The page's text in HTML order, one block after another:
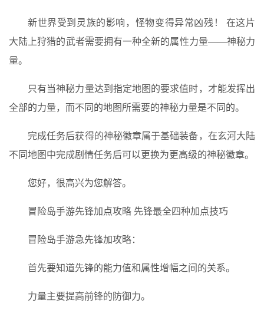
新世界受到灵族的影响，怪物变得异常凶残！ 在这片
大陆上狩猎的武者需要拥有一种全新的属性力量——神秘力
量。
只有当神秘力量达到指定地图的要求值时，才能发挥出
全部的力量，而不同的地图所需要的神秘力量是不同的。
完成任务后获得的神秘徽章属于基础装备，在玄河大陆
不同地图中完成剧情任务后可以更换为更高级的神秘徽章。
您好，很高兴为您解答。
冒险岛手游先锋加点攻略 先锋最全四种加点技巧
冒险岛手游急先锋加攻略：
首先要知道先锋的能力值和属性增幅之间的关系。
力量主要提高前锋的防御力。